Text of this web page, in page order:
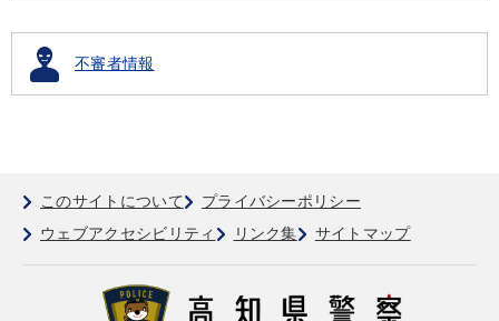
不審者情報
このサイトについて
プライバシーポリシー
ウェブアクセシビリティ
リンク集 サイトマップ